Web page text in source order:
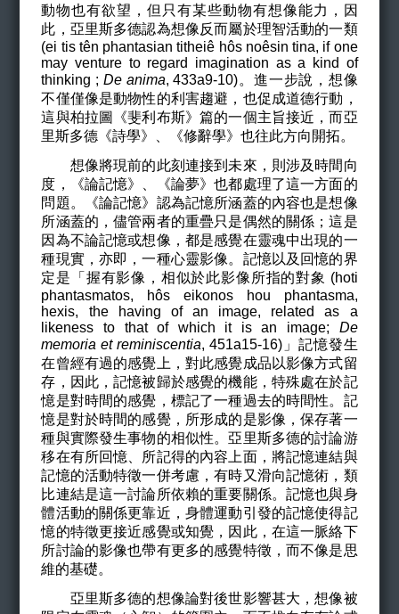
動物也有欲望，但只有某些動物有想像能力，因
此，亞里斯多德認為想像反而屬於理智活動的一類
(ei tis tên phantasian titheiê hôs noêsin tina, if one
may venture to regard imagination as a kind of
thinking ; De anima, 433a9-10)。進一步說，想像
不僅僅像是動物性的利害趨避，也促成道德行動，
這與柏拉圖《斐利布斯》篇的一個主旨接近，而亞
里斯多德《詩學》、《修辭學》也往此方向開拓。
想像將現前的此刻連接到未來，則涉及時間向
度，《論記憶》、《論夢》也都處理了這一方面的
問題。《論記憶》認為記憶所涵蓋的內容也是想像
所涵蓋的，儘管兩者的重疊只是偶然的關係；這是
因為不論記憶或想像，都是感覺在靈魂中出現的一
種現實，亦即，一種心靈影像。記憶以及回憶的界
定是「握有影像，相似於此影像所指的對象 (hoti
phantasmatos, hôs eikonos hou phantasma,
hexis, the having of an image, related as a
likeness to that of which it is an image; De
memoria et reminiscentia, 451a15-16)」記憶發生
在曾經有過的感覺上，對此感覺成品以影像方式留
存，因此，記憶被歸於感覺的機能，特殊處在於記
憶是對時間的感覺，標記了一種過去的時間性。記
憶是對於時間的感覺，所形成的是影像，保存著一
種與實際發生事物的相似性。亞里斯多德的討論游
移在有所回憶、所記得的內容上面，將記憶連結與
記憶的活動特徵一併考慮，有時又滑向記憶術，類
比連結是這一討論所依賴的重要關係。記憶也與身
體活動的關係更靠近，身體運動引發的記憶使得記
憶的特徵更接近感覺或知覺，因此，在這一脈絡下
所討論的影像也帶有更多的感覺特徵，而不像是思
維的基礎。
亞里斯多德的想像論對後世影響甚大，想像被